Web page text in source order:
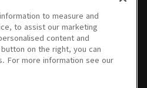
08/01/2026
3부 • 40
분
08/01/2026
2부 • 52
분
1부 • 52
분
to measure and
to assist our marketing
content and
on the right, you can
For more information see our